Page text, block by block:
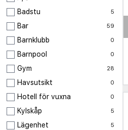
Badstu 5
Bar 59
Barnklubb 0
Barnpool 0
Gym 28
Havsutsikt 0
Hotell för vuxna 0
Kylskåp 5
Lägenhet 5